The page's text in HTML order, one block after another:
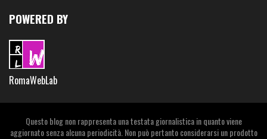
POWERED BY
RomaWebLab
Questo blog non rappresenta una testata giornalistica in quanto viene
aggiornato senza alcuna periodicità. Non può pertanto considerarsi un prodotto